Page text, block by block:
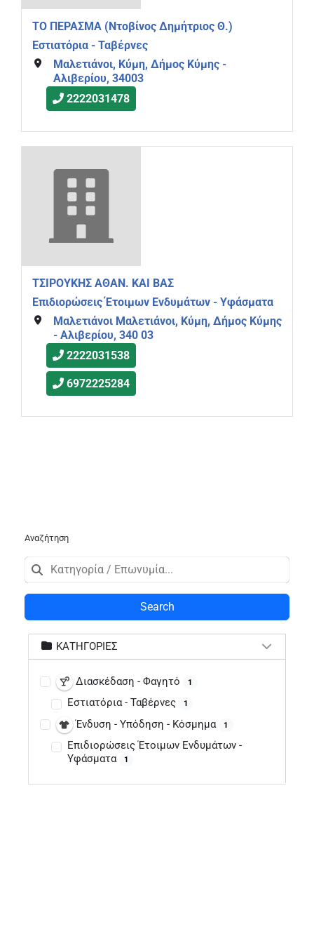
ΤΟ ΠΕΡΑΣΜΑ (Ντοβίνος Δημήτριος Θ.)
Εστιατόρια - Ταβέρνες
Μαλετιάνοι, Κύμη, Δήμος Κύμης -
Αλιβερίου, 34003
2222031478
ΤΣΙΡΟΥΚΗΣ ΑΘΑΝ. ΚΑΙ ΒΑΣ
Επιδιορώσεις Έτοιμων Ενδυμάτων - Υφάσματα
Μαλετιάνοι Μαλετιάνοι, Κύμη, Δήμος Κύμης
- Αλιβερίου, 340 03
2222031538
6972225284
Αναζήτηση
Search
ΚΑΤΗΓΟΡΊΕΣ
Διασκέδαση - Φαγητό 1
Εστιατόρια - Ταβέρνες 1
Ένδυση - Υπόδηση - Κόσμημα 1
Επιδιορώσεις Έτοιμων Ενδυμάτων -
Υφάσματα
1